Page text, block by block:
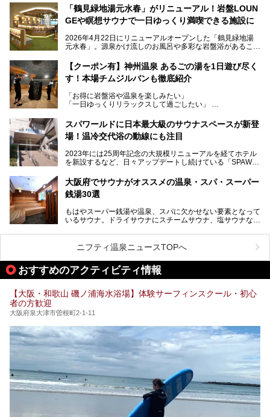
当初の計画から約5年の時を経て誕生した本施設は、温泉・
サウナ・岩盤浴・フィットネス・ラウンジ・レストランなど
を融合した、これまでの“水春”のイメージをさらに進化させ
今回はオープン前の内覧会に参加し、館内のこだわりポイン
サウナー注目の3種のサウナや160cmの深水風呂、没入感の
高い岩盤浴エリア、日本最大の台数を誇る最新AIフィットネ
スマシンなど、見どころ満載の館内を詳しくご紹介します。
「鶴見緑地湯元水春」がリニューアル！岩盤LOUN
GEや瞑想サウナで一日ゆっくり満喫できる施設に
2026年4月22日にリニューアルオープンした「鶴見緑地湯
元水春」。源泉かけ流しのお風呂や多彩な岩盤浴があること
に“一日中くつろげる場所”としてパワーアップしています。
今回のリニューアルでは、新たに登場した瞑想サウナをはじ
見どころが盛りだくさん。日常の疲れを癒やしたい方はもち
ろん、休日にゆったり過ごしたい方にもぴったりの内容とな
本記事では、そんなリニューアル後の注目ポイントを詳しく
紹介します。これから「鶴見緑地湯元水春」に訪れる方や、
い。
【クーポン有】神州温泉 あるごの湯を1日遊び尽く
す！本場チムジルバンも徹底紹介
「お得に岩盤浴や温泉を楽しみたい」
「一日ゆっくりリラックスして過ごしたい」
利用できる「神州温泉 あるごの湯」です。
あるごの湯は、大阪府豊中市にある日帰り温浴施設で、阪急
チムジルバン（岩盤浴）を中心に、発汗・リラックス・漫画
タイムまで満喫できる長時間滞在型の施設なので、一日中ゆ
る迫力ある熱波パフォーマンスも毎日行われており、“とと
のう”体験をしっかり楽しめるのもポイントです。
ケやボウリングといった遊び場もあり、友人同士やカップル
で“遊び+癒し”の一日を過ごすのにもぴったり。
処にいたるまで魅力をたっぷり堪能してきたので、その全容
スパワールドに日本最大級のサウナスペースが新登
場！温冷交代浴の動線にも注目
2023年には25周年記念の大規模リニューアルを経てホテル
を新設するなど、日々アップデートし続けている「SPAWO
そんなスパワールドが2025年11月15日（土）に、新たな浴
室や日本最大級140人収容の大規模サウナを携えてリニュー
アルオープン！浴室である4F・6Fそれぞれにリニューアル
大規模リニューアルの全容を確認すべく、リニューアルプレ
オープンイベントに行ってきました！今回はそのリニューア
大阪府でサウナがオススメの温泉・スパ・スーパー
銭湯30選
もはやスーパー銭湯や温泉、スパに欠かせない要素となって
いるサウナ。ドライサウナにスチームサウナ、塩サウナな
ペース、ロウリュウなど、心ゆくまで楽しむためのサービス
が充実した施設も多くみられます。
今回はそんなサウナにこだわった、大阪府内のオススメ温
泉・銭湯・スパを30件紹介したいと思います！
ニフティ温泉ニュースTOPへ
おすすめのアクティビティ情報
【大阪・和歌山 磯ノ浦海水浴場】体験サーフィンスクール・初心
者の方歓迎
大阪府泉大津市曽根町2-1-11